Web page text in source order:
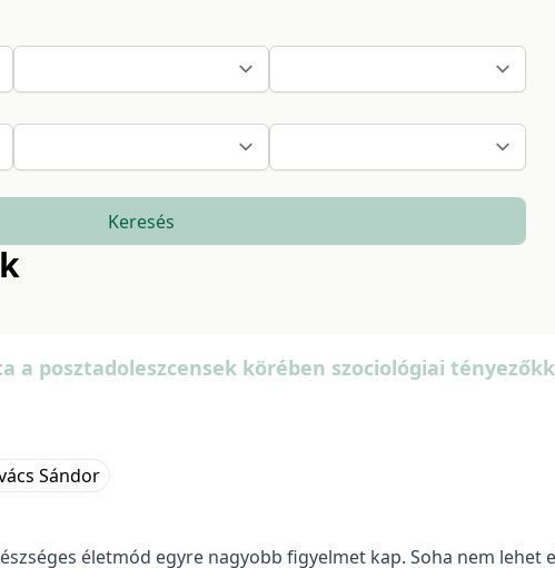
Keresés
a posztadoleszcensek körében szociológiai
Sándor
életmód egyre nagyobb figyelmet kap. Soha nem lehet